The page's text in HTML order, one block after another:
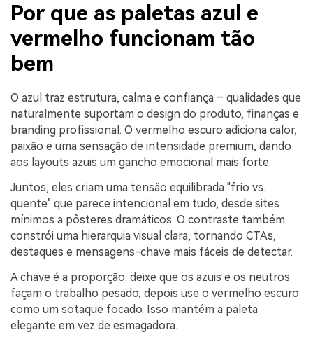
Por que as paletas azul e
vermelho funcionam tão
bem
O azul traz estrutura, calma e confiança – qualidades que
naturalmente suportam o design do produto, finanças e
branding profissional. O vermelho escuro adiciona calor,
paixão e uma sensação de intensidade premium, dando
aos layouts azuis um gancho emocional mais forte.
Juntos, eles criam uma tensão equilibrada "frio vs.
quente" que parece intencional em tudo, desde sites
mínimos a pôsteres dramáticos. O contraste também
constrói uma hierarquia visual clara, tornando CTAs,
destaques e mensagens-chave mais fáceis de detectar.
A chave é a proporção: deixe que os azuis e os neutros
façam o trabalho pesado, depois use o vermelho escuro
como um sotaque focado. Isso mantém a paleta
elegante em vez de esmagadora.